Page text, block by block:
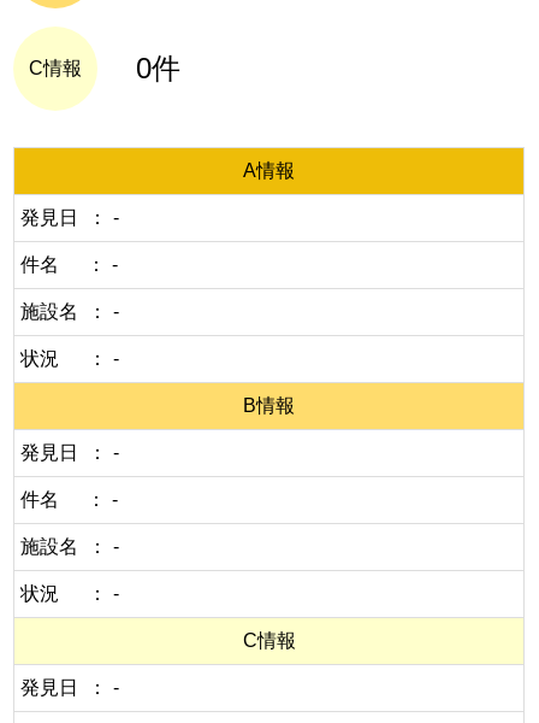
C情報 0件
A情報
発見日 -
件名 -
施設名 -
状況 -
B情報
発見日 -
件名 -
施設名 -
状況 -
C情報
発見日 -